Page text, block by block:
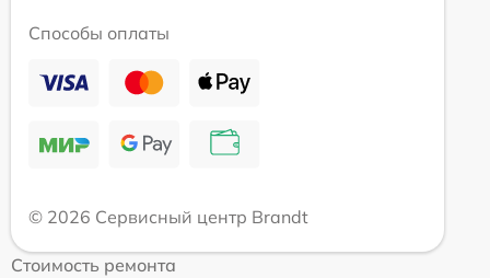
Способы оплаты
© 2026 Сервисный центр Brandt
Стоимость ремонта